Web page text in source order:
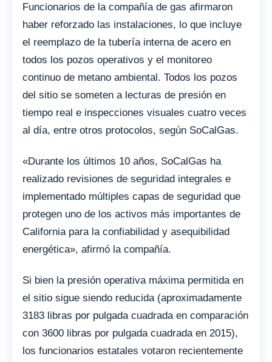
Funcionarios de la compañía de gas afirmaron
haber reforzado las instalaciones, lo que incluye
el reemplazo de la tubería interna de acero en
todos los pozos operativos y el monitoreo
continuo de metano ambiental. Todos los pozos
del sitio se someten a lecturas de presión en
tiempo real e inspecciones visuales cuatro veces
al día, entre otros protocolos, según SoCalGas.
«Durante los últimos 10 años, SoCalGas ha
realizado revisiones de seguridad integrales e
implementado múltiples capas de seguridad que
protegen uno de los activos más importantes de
California para la confiabilidad y asequibilidad
energética», afirmó la compañía.
Si bien la presión operativa máxima permitida en
el sitio sigue siendo reducida (aproximadamente
3183 libras por pulgada cuadrada en comparación
con 3600 libras por pulgada cuadrada en 2015),
los funcionarios estatales votaron recientemente